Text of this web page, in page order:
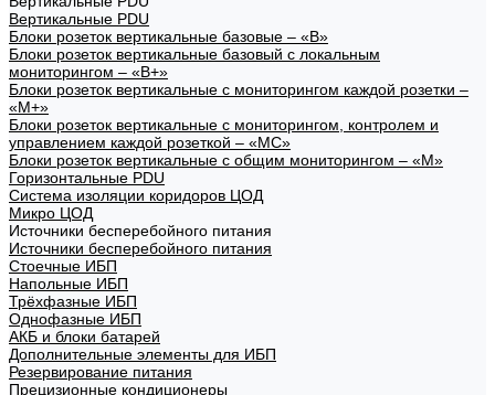
Вертикальные PDU
Блоки розеток вертикальные базовые – «В»
Блоки розеток вертикальные базовый с локальным
мониторингом – «В+»
Блоки розеток вертикальные с мониторингом каждой розетки –
«М+»
Блоки розеток вертикальные с мониторингом, контролем и
управлением каждой розеткой – «МС»
Блоки розеток вертикальные с общим мониторингом – «М»
Горизонтальные PDU
Система изоляции коридоров ЦОД
Микро ЦОД
Источники бесперебойного питания
Источники бесперебойного питания
Стоечные ИБП
Напольные ИБП
Трёхфазные ИБП
Однофазные ИБП
АКБ и блоки батарей
Дополнительные элементы для ИБП
Резервирование питания
Прецизионные кондиционеры